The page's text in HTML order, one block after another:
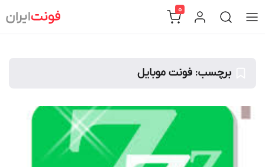
to
0
برچسب: فونت موبایل